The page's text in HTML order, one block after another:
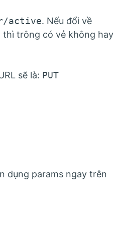
active. Nếu đổi về
trông có vẻ không hay
sẽ là: PUT
dụng params ngay trên